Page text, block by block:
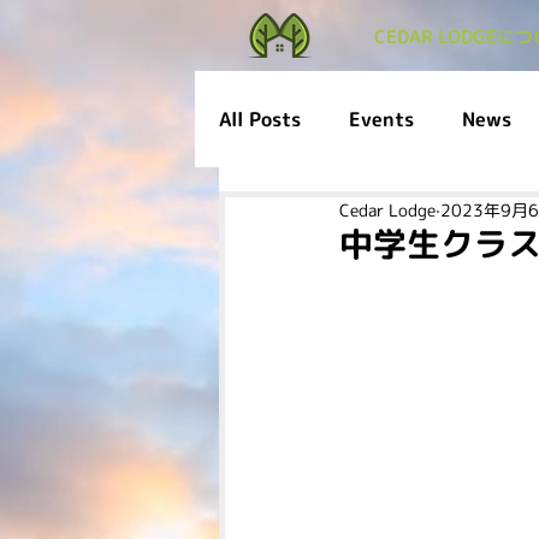
CEDAR LODGEに
All Posts Events News
中学生クラ
Cedar Lodge 2023年9月